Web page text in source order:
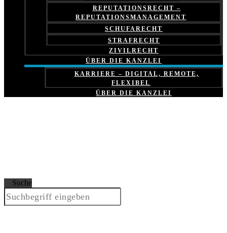
REPUTATIONSRECHT –
REPUTATIONSMANAGEMENT
SCHUFARECHT
STRAFRECHT
ZIVILRECHT
ÜBER DIE KANZLEI
KARRIERE – DIGITAL, REMOTE,
FLEXIBEL
ÜBER DIE KANZLEI
Suche